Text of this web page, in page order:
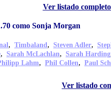
Ver listado
como Sonja Morgan
, Timbaland, Steven Adler,
, Sarah McLachlan, Sarah Harding
Lahm, Phil Collen, Paul
Ver listado